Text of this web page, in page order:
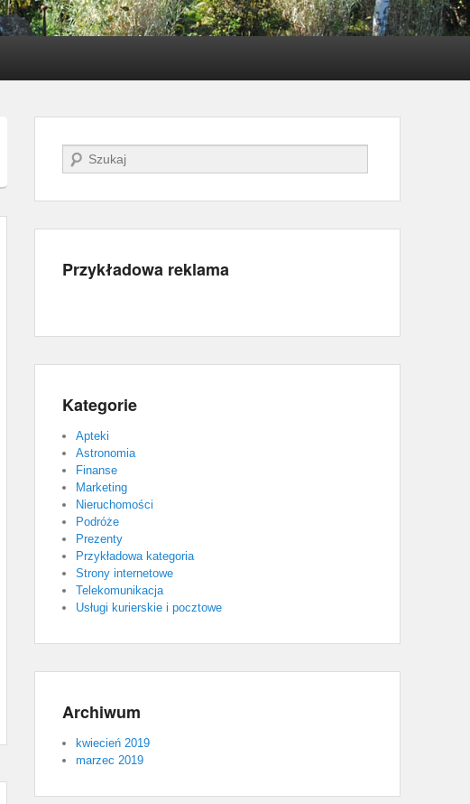
Szukaj
Przykładowa reklama
Kategorie
Apteki
Astronomia
Finanse
Marketing
Nieruchomości
Podróże
Prezenty
Przykładowa kategoria
Strony internetowe
Telekomunikacja
Usługi kurierskie i pocztowe
Archiwum
kwiecień 2019
marzec 2019